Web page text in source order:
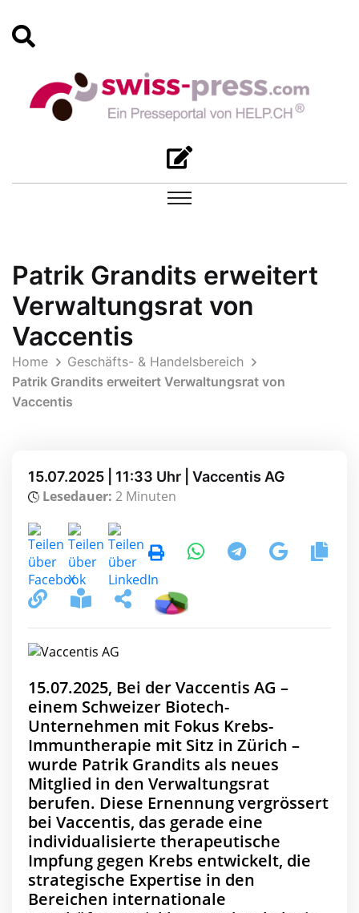
Patrik Grandits erweitert
Verwaltungsrat von
Vaccentis
Home
Geschäfts- & Handelsbereich
Patrik Grandits erweitert Verwaltungsrat von
Vaccentis
15.07.2025 | 11:33 Uhr | Vaccentis AG
Lesedauer: 2 Minuten
15.07.2025, Bei der Vaccentis AG –
einem Schweizer Biotech-
Unternehmen mit Fokus Krebs-
Immuntherapie mit Sitz in Zürich –
wurde Patrik Grandits als neues
Mitglied in den Verwaltungsrat
berufen. Diese Ernennung vergrössert
bei Vaccentis, das gerade eine
individualisierte therapeutische
Impfung gegen Krebs entwickelt, die
strategische Expertise in den
Bereichen internationale